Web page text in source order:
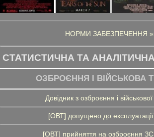
НОРМИ ЗАБЕЗПЕЧЕННЯ
СТАТИСТИЧНА ТА
ОЗБРОЄННЯ І ВІЙСЬКОВА
Довідник з озброєння і військової
[ОВТ] допущено до
[ОВТ] прийняття на озброєння ЗС